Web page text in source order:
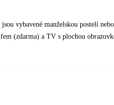
vybavené manželskou postelí
(zdarma) a TV s plochou